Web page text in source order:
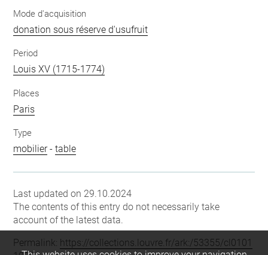
Mode d'acquisition
donation sous réserve d'usufruit
Period
Louis XV (1715-1774)
Places
Paris
Type
mobilier-table
Last updated on 29.10.2024
The contents of this entry do not necessarily take
account of the latest data.
Permalink: https://collections.louvre.fr/ark:/53355/cl0101